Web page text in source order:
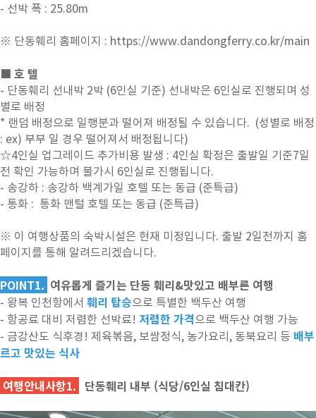
- 선박 폭 : 25.80m
※ 단동훼리 홈페이지 : https://www.dandongferry.co.kr/main
■ 호 텔
- 단동훼리 선내박 2박 (6인실 기준) 선내박은 6인실로 진행되며 성
별로 배정
* 랜덤 배정으로 일행분과 떨어져 배정될 수 있습니다. (성별로 배정
: ex) 부부 일 경우 떨어져서 배정됩니다)
☆4인실 업그레이드 추가비용 발생 : 4인실 확정은 출발일 기준7일
전 확인 가능하며 불가시 6인실로 진행됩니다.
- 송강하 : 송강하 백계가일 호텔 또는 동급 (준특급)
- 통화 : 통화 맨털 호텔 또는 동급 (준특급)
※ 이 여행상품의 숙박시설은 현재 미정입니다. 출발 2일전까지 홈
페이지를 통해 알려드리겠습니다.
POINT1. 여유롭게 즐기는 단동 훼리&맛있고 배부른 여행
- 왕복 인천항에서 훼리 탑승으로 특별한 백두산 여행
- 항공료 대비 저렴한 선박료! 저렴한 가격으로 백두산 여행 가능
- 금강산도 식후경! 제육볶음, 보쌈정식, 농가요리, 동북요리 등 배부
르고 맛있는 식사
여행안내사항1. 단동훼리 내부 (식당/6인실 침대칸)